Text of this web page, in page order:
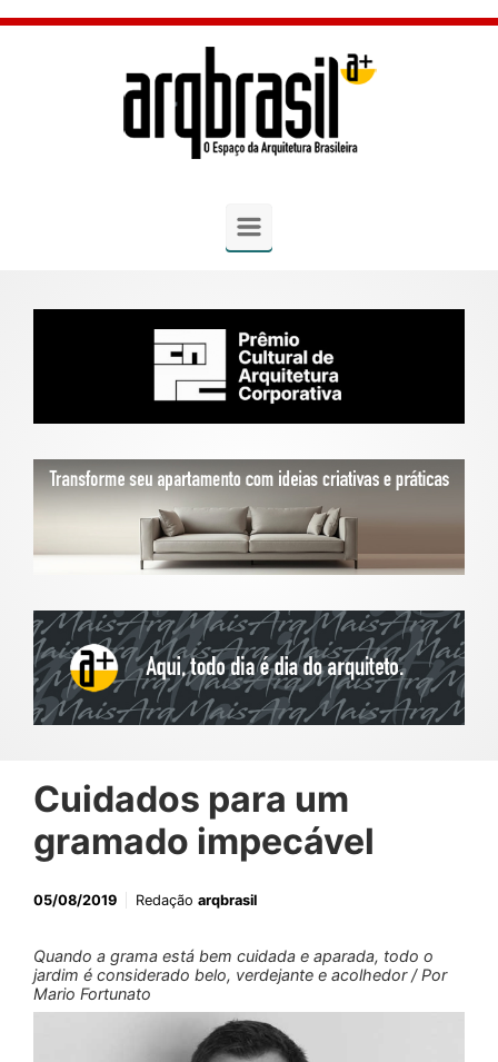
Skip to main content
Cuidados para um
gramado impecável
05/08/2019 Redação arqbrasil
Quando a grama está bem cuidada e aparada, todo o
jardim é considerado belo, verdejante e acolhedor / Por
Mario Fortunato